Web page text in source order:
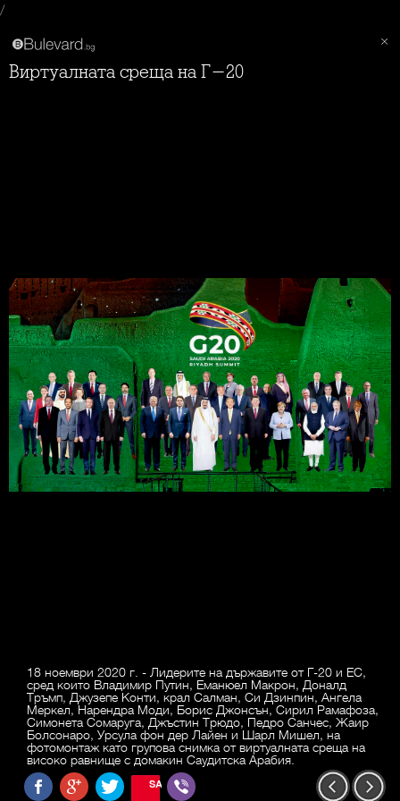
/
Виртуалната среща на Г-20
18 ноември 2020 г. - Лидерите на държавите от Г-20 и ЕС,
сред които Владимир Путин, Еманюел Макрон, Доналд
Тръмп, Джузепе Конти, крал Салман, Си Дзинпин, Ангела
Меркел, Нарендра Моди, Борис Джонсън, Сирил Рамафоза,
Симонета Сомаруга, Джъстин Трюдо, Педро Санчес, Жаир
Болсонаро, Урсула фон дер Лайен и Шарл Мишел, на
фотомонтаж като групова снимка от виртуалната среща на
високо равнище с домакин Саудитска Арабия.
SAVE